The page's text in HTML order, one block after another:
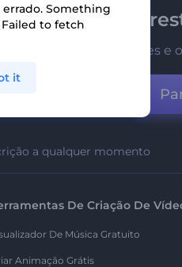
da
últimas novidades e
a qualquer momento
De Criação De
De Música Gratuito
Animação Grátis
Something
to fetch
it